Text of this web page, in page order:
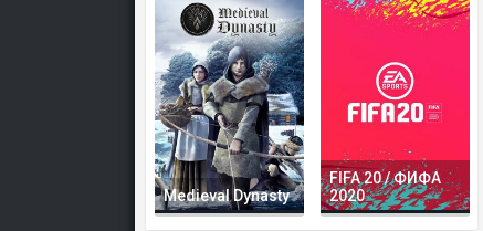
Medieval Dynasty
FIFA 20 / ФИФА
2020